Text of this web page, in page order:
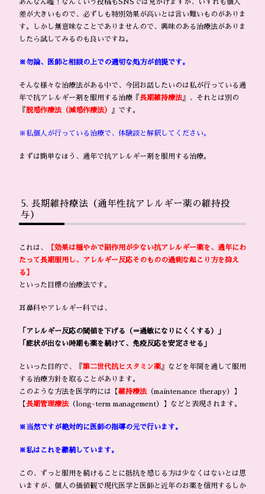
あんなん嘘！なんていう投稿もSNSでは見かけますが、いずれも個人
差が大きいもので、必ずしも特別効果が高いとは言い難いものがありま
す。しかし無意味なことでありませんので、興味のある治療法がありま
したら試してみるのも良いですね。
※勿論、医師と相談の上での適切な処方が前提です。
そんな様々な治療法がある中で、今回お話したいのは私が行っている通
年で抗アレルギー剤を服用する治療『長期維持療法』、それとは別の
『脱感作療法（減感作療法） 』です。
※私個人が行っている治療で、体験談と解釈してください。
まずは簡単なほう、通年で抗アレルギー剤を服用する治療。
長期維持療法（通年性抗アレルギー薬の維持投
与）
これは、
【効果は穏やかで副作用が少ない抗アレルギー薬を、通年にわ
たって長期服用し、アレルギー反応そのものの過剰な起こり方を抑え
る】
といった目標の治療法です。
耳鼻科やアレルギー科では、
「アレルギー反応の閾値を下げる（＝過敏になりにくくする）」
「症状が出ない時期も薬を続けて、免疫反応を安定させる」
といった目的で、『 第二世代抗ヒスタミン薬』
などを年間を通して服用
する治療方針を取ることがあります。
このような方法を医学的には【維持療法（maintenance therapy）】
【長期管理療法（long-term management）】などと表現されます。
※当然ですが絶対的に医師の指導の元で行います。
※私はこれを継続しています。
この、ずっと服用を続けることに抵抗を感じる方は少なくはないとは思
いますが、個人の価値観で現代医学と医師と近年のお薬を信用するしか